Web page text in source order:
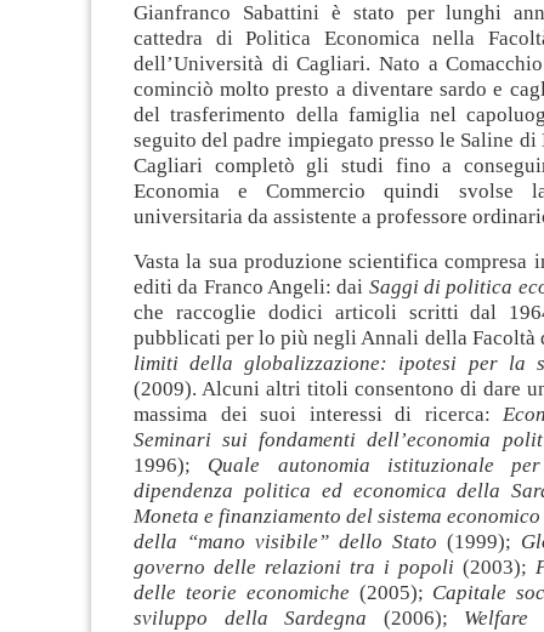
Gianfranco Sabattini è stato per lunghi
cattedra di Politica Economica nella
dell’Università di Cagliari. Nato a
cominciò molto presto a diventare sardo e
del trasferimento della famiglia nel
seguito del padre impiegato presso le Saline
Cagliari completò gli studi fino a
Economia e Commercio quindi svolse
universitaria da assistente a professore
Vasta la sua produzione scientifica compresa
editi da Franco Angeli: dai Saggi di politica
che raccoglie dodici articoli scritti dal
pubblicati per lo più negli Annali della Facoltà
limiti della globalizzazione: ipotesi per la
(2009). Alcuni altri titoli consentono di dare
massima dei suoi interessi di ricerca:
Seminari sui fondamenti dell’economia
1996); Quale autonomia istituzionale
dipendenza politica ed economica della
Moneta e finanziamento del sistema economico
della “mano visibile” dello Stato (1999);
governo delle relazioni tra i popoli (2003);
delle teorie economiche (2005); Capitale
sviluppo della Sardegna (2006); Welfare